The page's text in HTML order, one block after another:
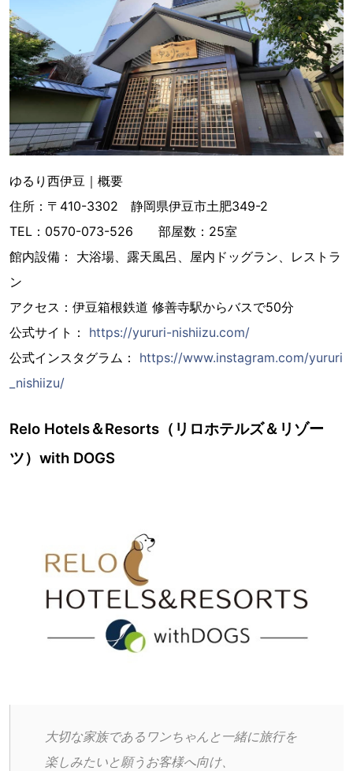
ゆるり西伊豆｜概要
住所：〒410-3302 静岡県伊豆市土肥349-2
TEL：0570-073-526 部屋数：25室
館内設備： 大浴場、露天風呂、屋内ドッグラン、レストラ
ン
アクセス：伊豆箱根鉄道 修善寺駅からバスで50分
公式サイト： https://yururi-nishiizu.com/
公式インスタグラム： https://www.instagram.com/yururi
_nishiizu/
Relo Hotels＆Resorts（リロホテルズ＆リゾー
ツ）with DOGS
大切な家族であるワンちゃんと一緒に旅行を
楽しみたいと願うお客様へ向け、